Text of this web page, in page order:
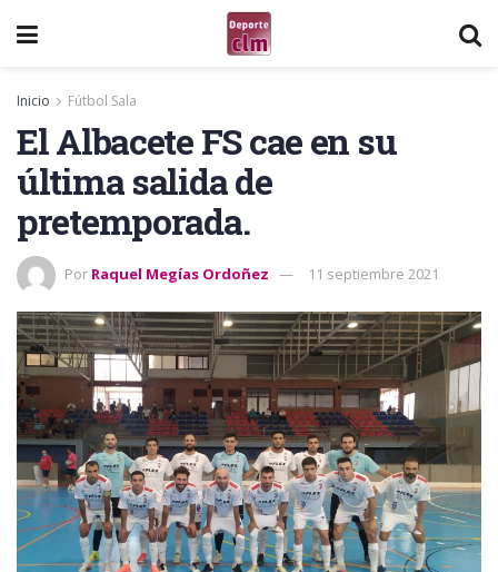
Inicio Fútbol Sala
El Albacete FS cae en su
última salida de
pretemporada.
Por Raquel Megías Ordoñez 11 septiembre 2021